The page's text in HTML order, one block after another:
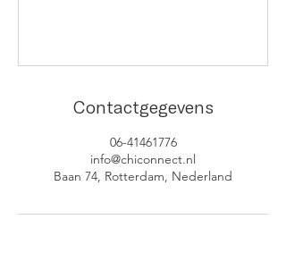
Contactgegevens
06-41461776
info@chiconnect.nl
Baan 74, Rotterdam, Nederland